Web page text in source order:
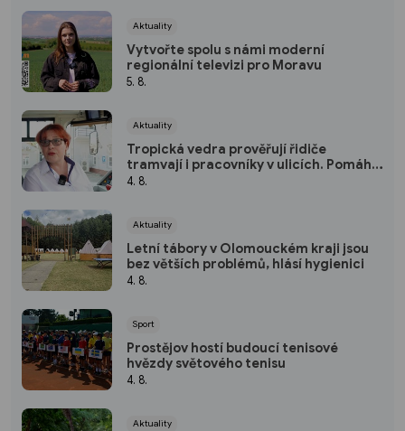
Aktuality
Vytvořte spolu s námi moderní
regionální televizi pro Moravu
5. 8.
Aktuality
Tropická vedra prověřují řidiče
tramvají i pracovníky v ulicích. Pomáhá
klimatizace i úprava směn
4. 8.
Aktuality
Letní tábory v Olomouckém kraji jsou
bez větších problémů, hlásí hygienici
4. 8.
Sport
Prostějov hostí budoucí tenisové
hvězdy světového tenisu
4. 8.
Aktuality